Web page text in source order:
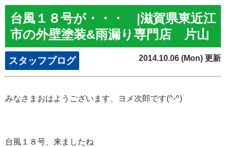
台風１８号が・・・ |滋賀県東近江
市の外壁塗装&雨漏り専門店 片山
スタッフブログ 2014.10.06 (Mon) 更新
みなさまおはようございます、ヨメ次郎です(^-^)
台風１８号、来ましたね